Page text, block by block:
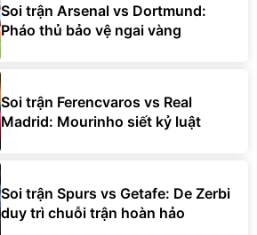
Soi trận Arsenal vs Dortmund:
Pháo thủ bảo vệ ngai vàng
Soi trận Ferencvaros vs Real
Madrid: Mourinho siết kỷ luật
Soi trận Spurs vs Getafe: De Zerbi
duy trì chuỗi trận hoàn hảo